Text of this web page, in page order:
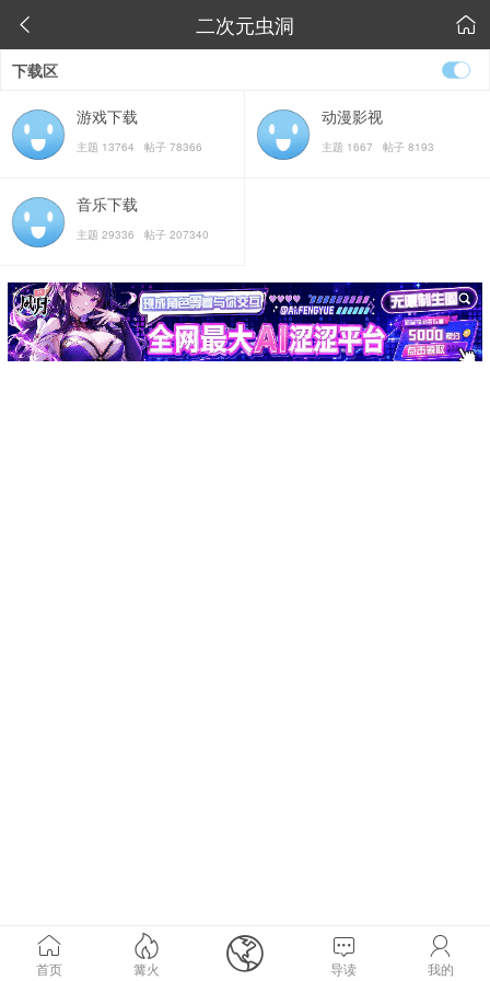
 二次元虫洞 
下载区
游戏下载
主题 13764 帖子 78366
动漫影视
主题 1667 帖子 8193
音乐下载
主题 29336 帖子 207340

首页

篝火  
导读

我的